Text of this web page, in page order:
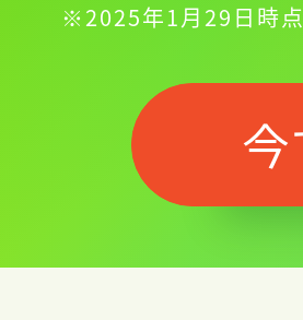
※2025年1月29日時点